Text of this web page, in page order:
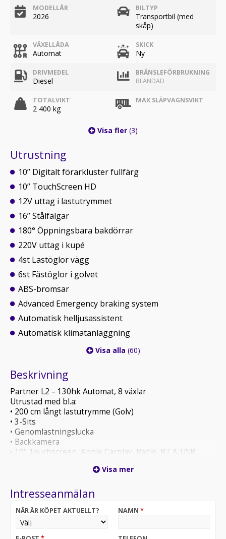
MODELLÅR
2026
BILTYP
Transportbil (med
skåp)
VÄXELLÅDA
Automat
SKICK
Ny
DRIVMEDEL
Diesel
BRÄNSLEFÖRBRUKNING
BLANDAD
TOTALVIKT
2 400 kg
MAX SLÄPVAGNSVIKT
Visa fler (3)
Utrustning
10” Digitalt förarkluster fullfärg
10” TouchScreen HD
12V uttag i lastutrymmet
16” Stålfälgar
180° Öppningsbara bakdörrar
220V uttag i kupé
4st Lastöglor vägg
6st Fästöglor i golvet
ABS-bromsar
Advanced Emergency braking system
Automatisk helljusassistent
Automatisk klimatanläggning
Visa alla (60)
Beskrivning
Partner L2 – 130hk Automat, 8 växlar
Utrustad med bl.a:
• 200 cm långt lastutrymme (Golv)
• 3-Sits
• Genomlastningslucka
• Backkamera
• 10" Touchscreen, Apple Carplay, Radio, BT & USB
momsavdrag på denna bil vid leasing!
36 mån
50% restvärde
Visa mer
Intresseanmälan
NÄR ÄR KÖPET AKTUELLT? NAMN *